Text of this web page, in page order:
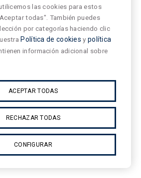
las cookies para estos
todas". También puedes
por categorías haciendo clic
Política de cookies y política
información adicional sobre
ACEPTAR TODAS
RECHAZAR TODAS
CONFIGURAR